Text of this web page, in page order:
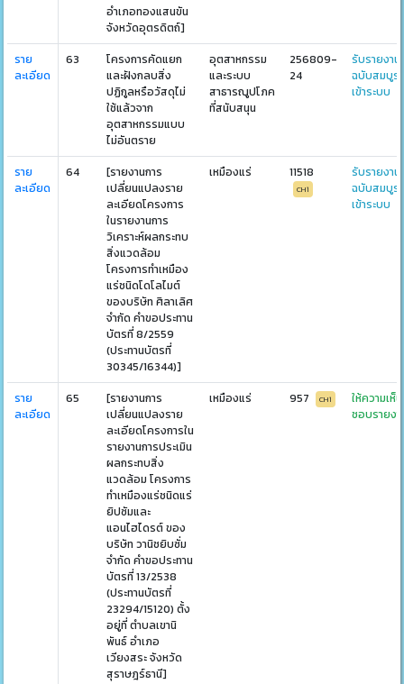
อำเภอทองแสนขัน
จังหวัดอุตรดิตถ์]
ราย
ละเอียด
63
โครงการคัดแยก
และฝังกลบสิ่ง
ปฏิกูลหรือวัสดุไม่
ใช้แล้วจาก
อุตสาหกรรมแบบ
ไม่อันตราย
อุตสาหกรรม
และระบบ
สาธารณูปโภค
ที่สนับสนุน
256809-
24
รับรายงาน
ฉบับสมบู
เข้าระบบ
ราย
ละเอียด
64
[รายงานการ
เปลี่ยนแปลงราย
ละเอียดโครงการ
ในรายงานการ
วิเคราะห์ผลกระทบ
สิ่งแวดล้อม
โครงการทำเหมือง
แร่ชนิดโดโลไมต์
ของบริษัท ศิลาเลิศ
จำกัด คำขอประทาน
บัตรที่ 8/2559
(ประทานบัตรที่
30345/16344)]
เหมืองแร่ 11518
CH1
รับรายงาน
ฉบับสมบู
เข้าระบบ
ราย
ละเอียด
65
[รายงานการ
เปลี่ยนแปลงราย
ละเอียดโครงการใน
รายงานการประเมิน
ผลกระทบสิ่ง
แวดล้อม โครงการ
ทำเหมืองแร่ชนิดแร่
ยิปซัมและ
แอนไฮไดรต์ ของ
บริษัท วานิชยิบซั่ม
จำกัด คำขอประทาน
บัตรที่ 13/2538
(ประทานบัตรที่
23294/15120) ตั้ง
อยู่ที่ ตำบลเขานิ
พันธ์ อำเภอ
เวียงสระ จังหวัด
สุราษฎร์ธานี]
เหมืองแร่ 957 CH1
ให้ความเห็น
ชอบรายงา